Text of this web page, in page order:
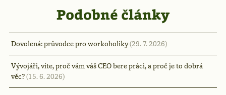
Podobné články
Dovolená: průvodce pro workoholiky(29. 7. 2026)
Vývojáři, víte, proč vám váš CEO bere práci, a proč je to dobrá
věc?(15. 6. 2026)